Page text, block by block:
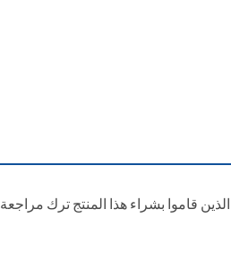
قاموا بشراء هذا المنتج ترك مراجعة.